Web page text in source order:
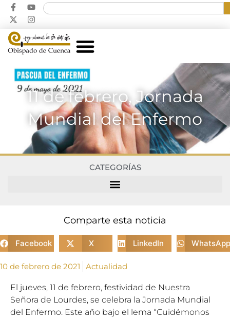
11 de febrero, Jornada
Mundial del Enfermo
CATEGORÍAS
Comparte esta noticia
Facebook X LinkedIn WhatsApp
10 de febrero de 2021 Actualidad
El jueves, 11 de febrero, festividad de Nuestra
Señora de Lourdes, se celebra la Jornada Mundial
del Enfermo. Este año bajo el lema “Cuidémonos